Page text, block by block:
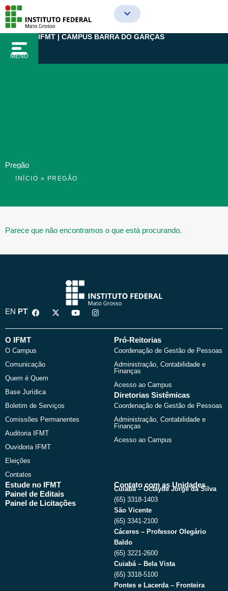
para
conteúdo
MENU
IFMT | CAMPUS BARRA DO GARÇAS
Pregão
INÍCIO » PREGÃO
Parece que não encontramos o que está procurando.
EN PT
F
a
e
o
k
X
-
w
Y
o
t
I
n
t
O IFMT
O Campus
Comunicação
Quem é Quem
Base Jurídica
Boletim de Serviços
Comissões Permanentes
Auditoria IFMT
Ouvidoria IFMT
Eleições
Contatos
Pró-Reitorias
Coordenação de Gestão de Pessoas
Administração, Contabilidade e
Finanças
Acesso ao Campus
Diretorias Sistêmicas
Coordenação de Gestão de Pessoas
Administração, Contabilidade e
Finanças
Acesso ao Campus
Estude no IFMT
Painel de Editais
Painel de Licitações
Contato com as Unidades
Cuiabá – Octayde Jorge da Silva
(65) 3318-1403
São Vicente
(65) 3341-2100
Cáceres – Professor Olegário
Baldo
(65) 3221-2600
Cuiabá – Bela Vista
(65) 3318-5100
Pontes e Lacerda – Fronteira